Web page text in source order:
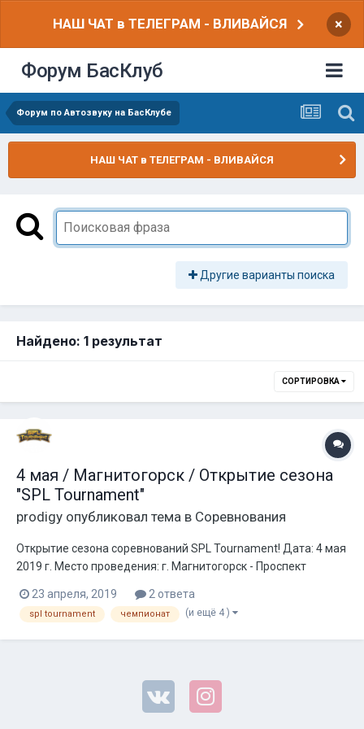
НАШ ЧАТ в ТЕЛЕГРАМ - ВЛИВАЙСЯ ×
Форум БасКлуб
Форум по Автозвуку на БасКлубе
НАШ ЧАТ в ТЕЛЕГРАМ - ВЛИВАЙСЯ
Другие варианты поиска
Найдено: 1 результат
СОРТИРОВКА
4 мая / Магнитогорск / Открытие сезона
"SPL Tournament"
prodigy опубликовал тема в Соревнования
Открытие сезона соревнований SPL Tournament! Дата: 4 мая
2019 г. Место проведения: г. Магнитогорск - Проспект
этапа - Студия "CaRma". Регистрация участников на сайте
http://spltournament.ru до 2 мая (18:00 по МС...
23 апреля, 2019 2 ответа
spl tournament чемпионат (и ещё 4 )